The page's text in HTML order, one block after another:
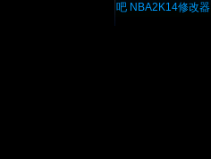
吧 NBA2K14修改器